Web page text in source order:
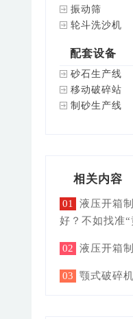
振动筛
轮斗洗沙机
配套设备
砂石生产线
移动破碎站
制砂生产线
相关内容
01
液压开箱
好？不如找准
02 液压开箱
03 颚式破碎